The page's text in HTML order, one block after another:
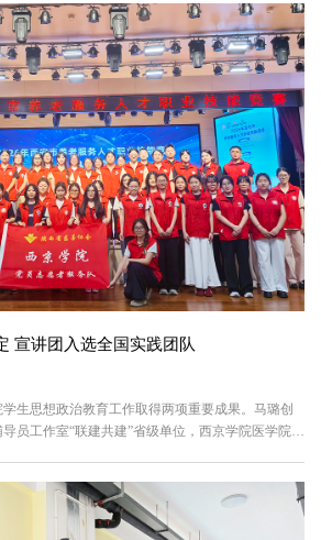
果。各职能部门与二级学院对标本科教育教学审
报了在双创师资培育、专创融合课...
宣讲团入选全国实践团队
生思想政治教育工作取得两项重要成果。马璐创
员工作室“联建共建”省级单位，西京学院医学院
员工作室“联建共建”遴选历经自主申报、材料初审、
核，综合考量育人特...